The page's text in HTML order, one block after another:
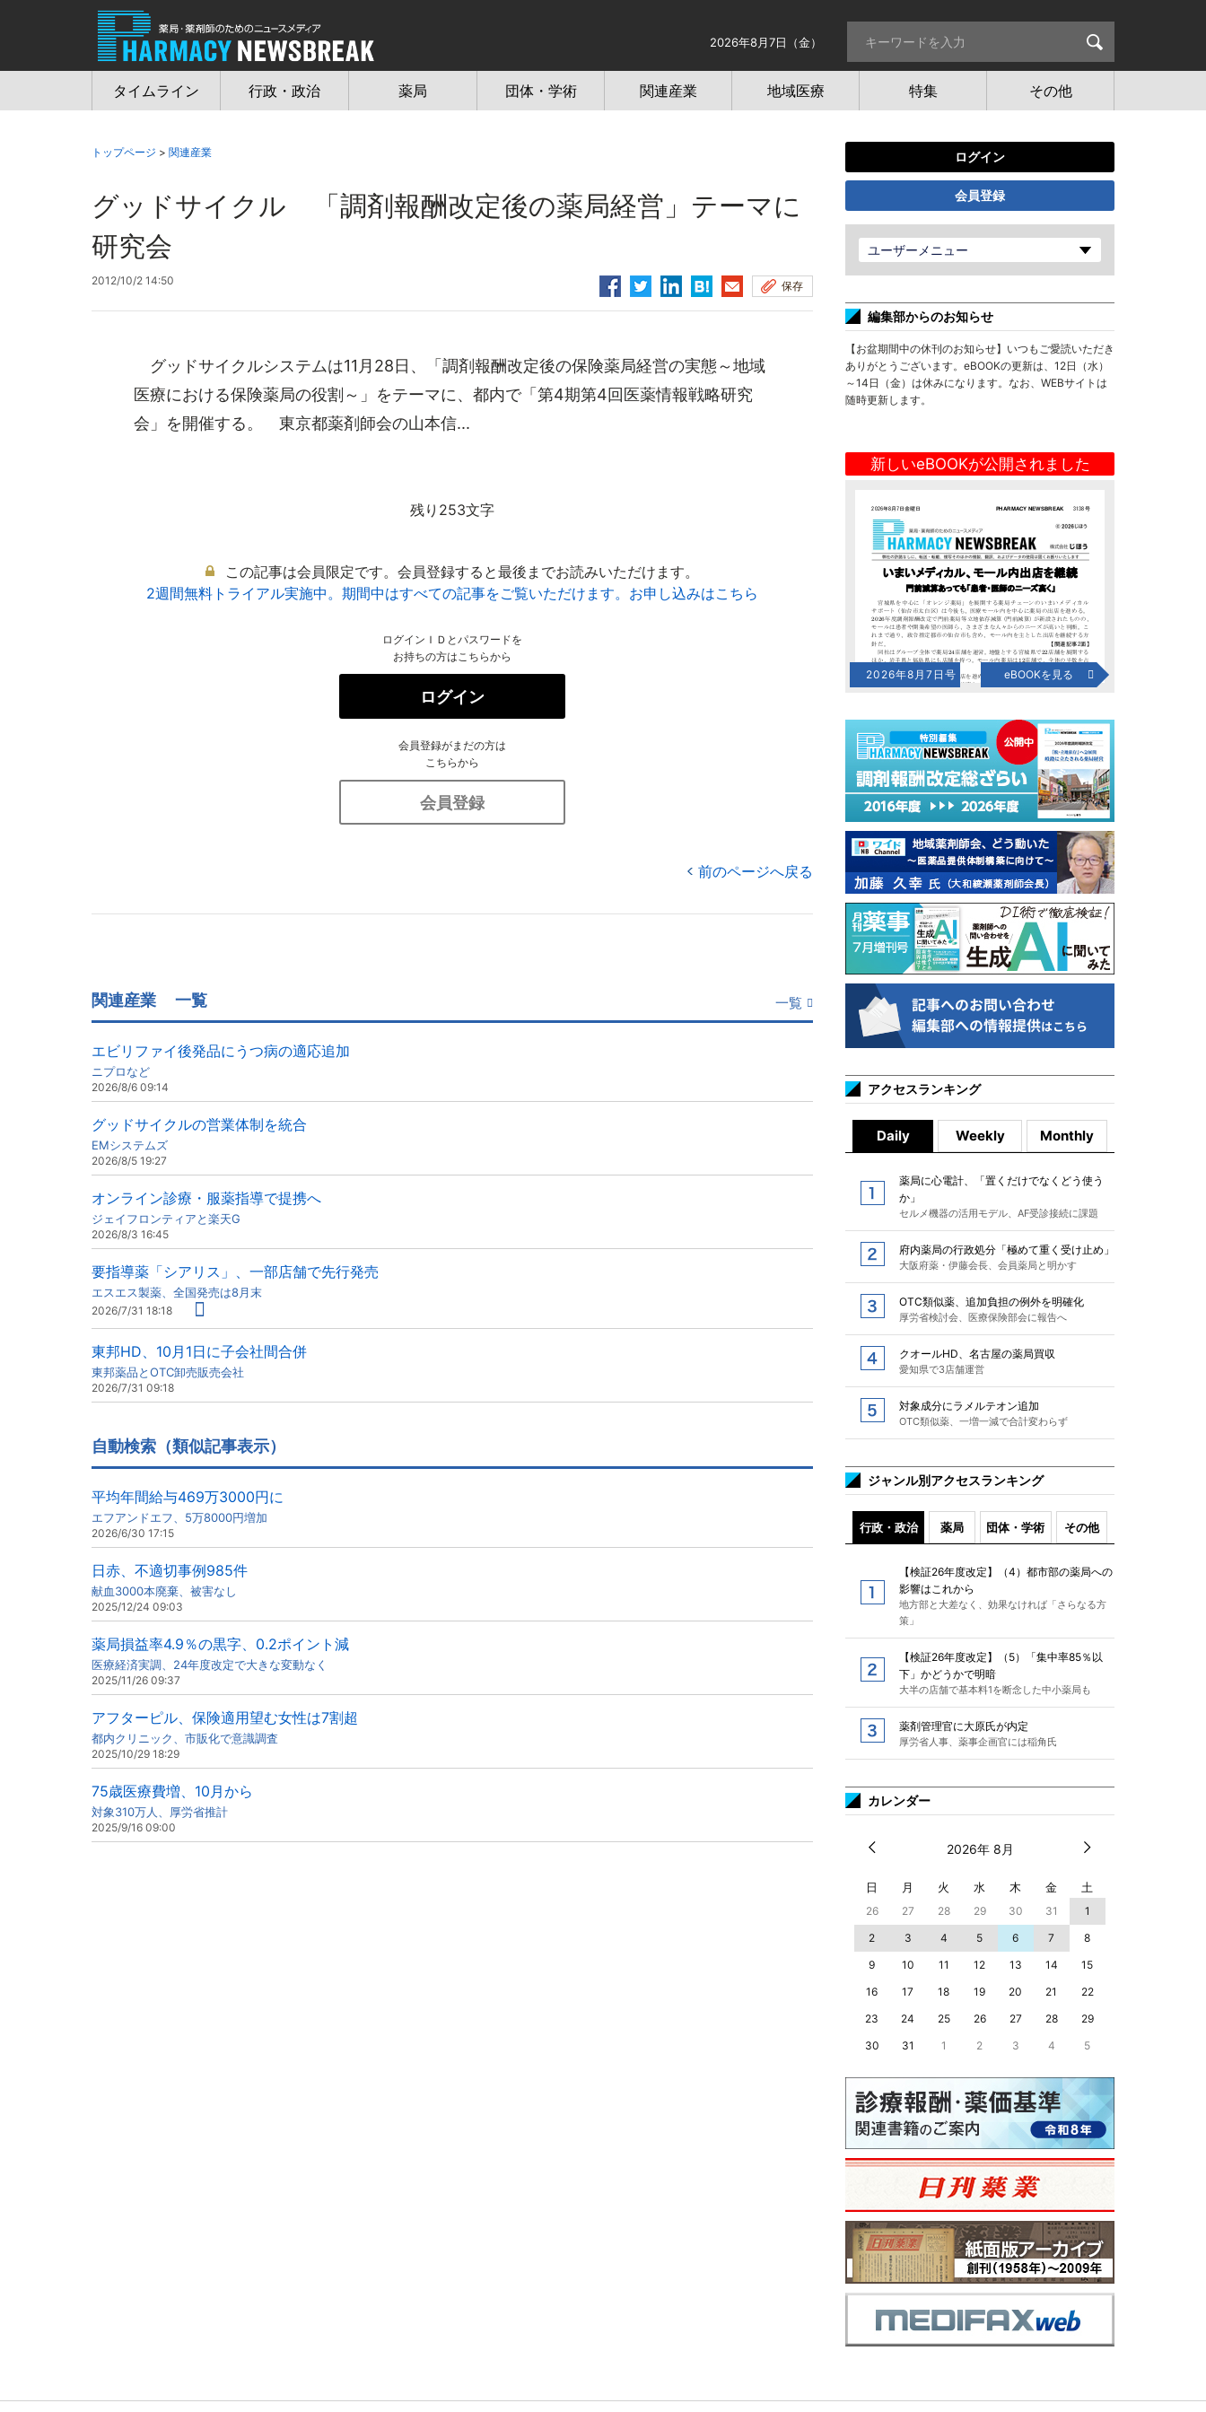
2026年8月7日（金）
タイムライン 行政・政治 薬局 団体・学術 関連産業 地域医療 特集 その他
トップページ > 関連産業
グッドサイクル 「調剤報酬改定後の薬局経営」テーマに
研究会
2012/10/2 14:50 保存
グッドサイクルシステムは11月28日、「調剤報酬改定後の保険薬局経営の実態～地域
医療における保険薬局の役割～」をテーマに、都内で「第4期第4回医薬情報戦略研究
会」を開催する。 東京都薬剤師会の山本信...
残り253文字
この記事は会員限定です。会員登録すると最後までお読みいただけます。
2週間無料トライアル実施中。期間中はすべての記事をご覧いただけます。お申し込みはこちら
ログインＩＤとパスワードを
お持ちの方はこちらから
ログイン
会員登録がまだの方は
こちらから
会員登録
前のページへ戻る
関連産業 一覧 一覧
エビリファイ後発品にうつ病の適応追加
ニプロなど
2026/8/6 09:14
グッドサイクルの営業体制を統合
EMシステムズ
2026/8/5 19:27
オンライン診療・服薬指導で提携へ
ジェイフロンティアと楽天G
2026/8/3 16:45
要指導薬「シアリス」、一部店舗で先行発売
エスエス製薬、全国発売は8月末
2026/7/31 18:18
東邦HD、10月1日に子会社間合併
東邦薬品とOTC卸売販売会社
2026/7/31 09:18
自動検索（類似記事表示）
平均年間給与469万3000円に
エフアンドエフ、5万8000円増加
2026/6/30 17:15
日赤、不適切事例985件
献血3000本廃棄、被害なし
2025/12/24 09:03
薬局損益率4.9％の黒字、0.2ポイント減
医療経済実調、24年度改定で大きな変動なく
2025/11/26 09:37
アフターピル、保険適用望む女性は7割超
都内クリニック、市販化で意識調査
2025/10/29 18:29
75歳医療費増、10月から
対象310万人、厚労省推計
2025/9/16 09:00
ログイン
会員登録
ユーザーメニュー
編集部からのお知らせ
【お盆期間中の休刊のお知らせ】いつもご愛読いただき
ありがとうございます。eBOOKの更新は、12日（水）
～14日（金）は休みになります。なお、WEBサイトは
随時更新します。
新しいeBOOKが公開されました
2026年8月7日号 eBOOKを見る
アクセスランキング
Daily Weekly Monthly
薬局に心電計、「置くだけでなくどう使う
か」
セルメ機器の活用モデル、AF受診接続に課題
府内薬局の行政処分「極めて重く受け止め」
大阪府薬・伊藤会長、会員薬局と明かす
OTC類似薬、追加負担の例外を明確化
厚労省検討会、医療保険部会に報告へ
クオールHD、名古屋の薬局買収
愛知県で3店舗運営
対象成分にラメルテオン追加
OTC類似薬、一増一減で合計変わらず
ジャンル別アクセスランキング
行政・政治 薬局 団体・学術 その他
【検証26年度改定】（4）都市部の薬局への
影響はこれから
地方部と大差なく、効果なければ「さらなる方
策」
【検証26年度改定】（5）「集中率85％以
下」かどうかで明暗
大半の店舗で基本料1を断念した中小薬局も
薬剤管理官に大原氏が内定
厚労省人事、薬事企画官には稲角氏
カレンダー
2026年 8月
日 月 火 水 木 金 土
26 27 28 29 30 31
1
2
3 4 5 6 7
8
9
10 11 12 13 14
15
16
17 18 19 20 21
22
23
24 25 26 27 28
29
30
31 1 2 3 4 5